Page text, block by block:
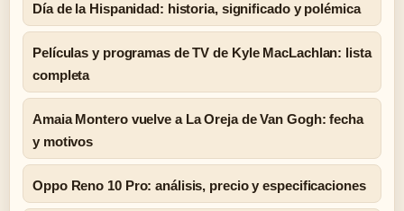
Día de la Hispanidad: historia, significado y polémica
Películas y programas de TV de Kyle MacLachlan: lista
completa
Amaia Montero vuelve a La Oreja de Van Gogh: fecha
y motivos
Oppo Reno 10 Pro: análisis, precio y especificaciones